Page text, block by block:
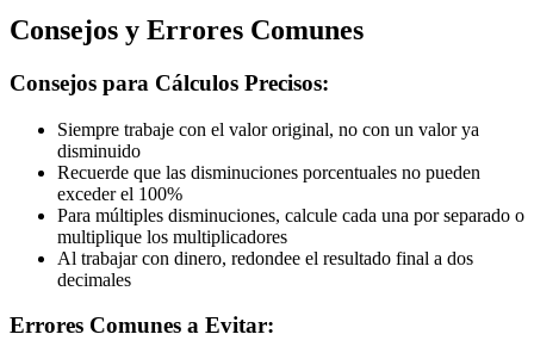
Consejos y Errores Comunes
Consejos para Cálculos Precisos:
Siempre trabaje con el valor original, no con un valor ya
disminuido
Recuerde que las disminuciones porcentuales no pueden
exceder el 100%
Para múltiples disminuciones, calcule cada una por separado o
multiplique los multiplicadores
Al trabajar con dinero, redondee el resultado final a dos
decimales
Errores Comunes a Evitar: